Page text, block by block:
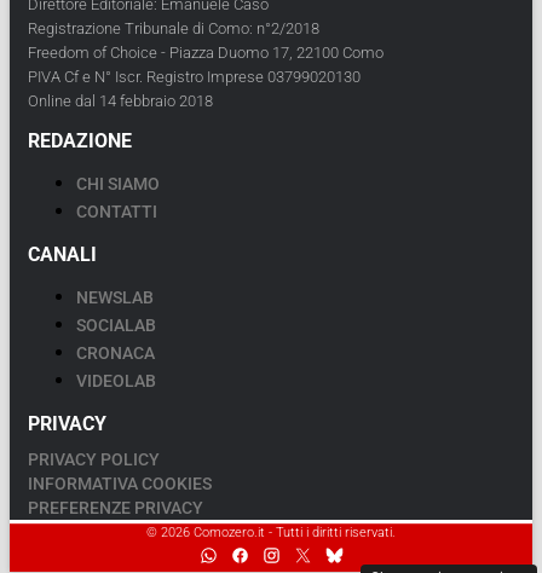
Direttore Editoriale: Emanuele Caso
Registrazione Tribunale di Como: n°2/2018
Freedom of Choice - Piazza Duomo 17, 22100 Como
PIVA Cf e N° Iscr. Registro Imprese 03799020130
Online dal 14 febbraio 2018
REDAZIONE
CHI SIAMO
CONTATTI
CANALI
NEWSLAB
SOCIALAB
CRONACA
VIDEOLAB
PRIVACY
PRIVACY POLICY
INFORMATIVA COOKIES
PREFERENZE PRIVACY
© 2026 Comozero.it - Tutti i diritti riservati.